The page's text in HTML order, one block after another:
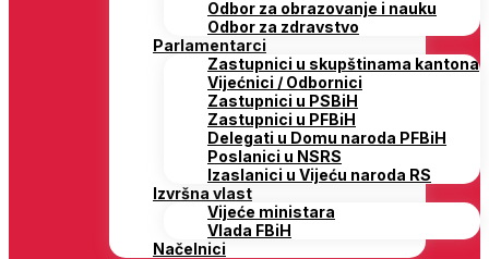
Odbor za obrazovanje i nauku
Odbor za zdravstvo
Parlamentarci
Zastupnici u skupštinama kantona
Vijećnici / Odbornici
Zastupnici u PSBiH
Zastupnici u PFBiH
Delegati u Domu naroda PFBiH
Poslanici u NSRS
Izaslanici u Vijeću naroda RS
Izvršna vlast
Vijeće ministara
Vlada FBiH
Načelnici